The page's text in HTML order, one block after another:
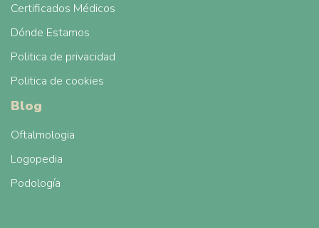
Certificados Médicos
Dónde Estamos
Politica de privacidad
Politica de cookies
Blog
Oftalmologia
Logopedia
Podología